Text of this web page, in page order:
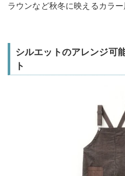
ラウンなど秋冬に映えるカラー
シルエットのアレンジ可
ト